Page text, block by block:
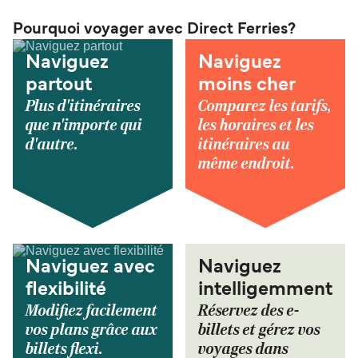
Pourquoi voyager avec Direct Ferries?
Naviguez
partout
Plus d'itinéraires
que n'importe qui
d'autre.
Naviguez
moins cher
Comparez les tarifs,
les horaires et les
itinéraires au
même endroit.
Naviguez avec
flexibilité
Modifiez facilement
vos plans grâce aux
billets flexi.
Naviguez
intelligemment
Réservez des e-
billets et gérez vos
voyages dans